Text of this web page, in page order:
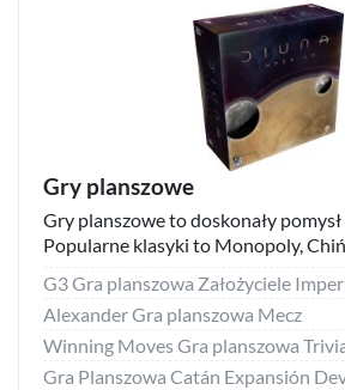
Gry planszowe
Gry planszowe to doskonały
Popularne klasyki to Monopoly,
Alexander Gra planszowa Mecz